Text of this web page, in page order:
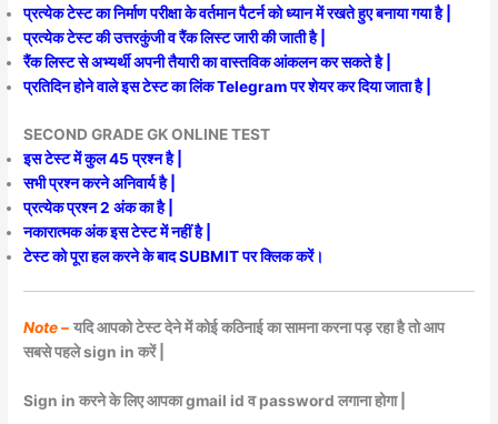
प्रत्येक टेस्ट का निर्माण परीक्षा के वर्तमान पैटर्न को ध्यान में रखते हुए बनाया गया है |
प्रत्येक टेस्ट की उत्तरकुंजी व रैंक लिस्ट जारी की जाती है |
रैंक लिस्ट से अभ्यर्थी अपनी तैयारी का वास्तविक आंकलन कर सकते है |
प्रतिदिन होने वाले इस टेस्ट का लिंक Telegram पर शेयर कर दिया जाता है |
SECOND GRADE GK ONLINE TEST
इस टेस्ट में कुल 45 प्रश्न है |
सभी प्रश्न करने अनिवार्य है |
प्रत्येक प्रश्न 2 अंक का है |
नकारात्मक अंक इस टेस्ट में नहीं है |
टेस्ट को पूरा हल करने के बाद SUBMIT पर क्लिक करें।
Note – यदि आपको टेस्ट देने में कोई कठिनाई का सामना करना पड़ रहा है तो आप
सबसे पहले sign in करें |
Sign in करने के लिए आपका gmail id व password लगाना होगा |